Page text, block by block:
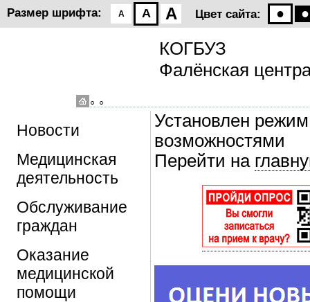
Размер шрифта: A A A Цвет сайта: ● ●
◦ ◦
КОГБУЗ
Фалёнская
Новости
Медицинская
деятельность
Обслуживание
граждан
Оказание
медицинской
помощи
Установлен
возможностями
Перейти на